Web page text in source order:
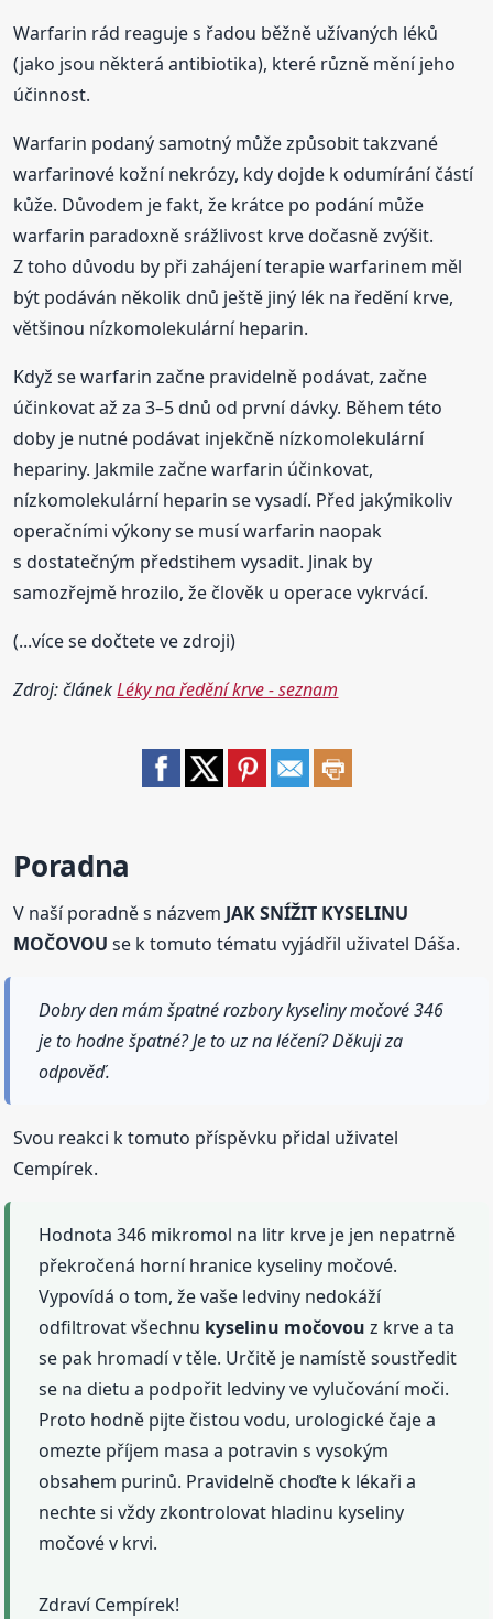
Warfarin rád reaguje s řadou běžně užívaných léků
(jako jsou některá antibiotika), které různě mění jeho
účinnost.
Warfarin podaný samotný může způsobit takzvané
warfarinové kožní nekrózy, kdy dojde k odumírání částí
kůže. Důvodem je fakt, že krátce po podání může
warfarin paradoxně srážlivost krve dočasně zvýšit.
Z toho důvodu by při zahájení terapie warfarinem měl
být podáván několik dnů ještě jiný lék na ředění krve,
většinou nízkomolekulární heparin.
Když se warfarin začne pravidelně podávat, začne
účinkovat až za 3–5 dnů od první dávky. Během této
doby je nutné podávat injekčně nízkomolekulární
hepariny. Jakmile začne warfarin účinkovat,
nízkomolekulární heparin se vysadí. Před jakýmikoliv
operačními výkony se musí warfarin naopak
s dostatečným předstihem vysadit. Jinak by
samozřejmě hrozilo, že člověk u operace vykrvácí.
(...více se dočtete ve zdroji)
Zdroj: článekLéky na ředění krve - seznam
Poradna
V naší poradně s názvem JAK SNÍŽIT KYSELINU
MOČOVOU se k tomuto tématu vyjádřil uživatel Dáša.
Dobry den mám špatné rozbory kyseliny močové 346
je to hodne špatné? Je to uz na léčení? Děkuji za
odpověď.
Svou reakci k tomuto příspěvku přidal uživatel
Cempírek.
Hodnota 346 mikromol na litr krve je jen nepatrně
překročená horní hranice kyseliny močové.
Vypovídá o tom, že vaše ledviny nedokáží
odfiltrovat všechnu kyselinu močovou z krve a ta
se pak hromadí v těle. Určitě je namístě soustředit
se na dietu a podpořit ledviny ve vylučování moči.
Proto hodně pijte čistou vodu, urologické čaje a
omezte příjem masa a potravin s vysokým
obsahem purinů. Pravidelně choďte k lékaři a
nechte si vždy zkontrolovat hladinu kyseliny
močové v krvi.
Zdraví Cempírek!